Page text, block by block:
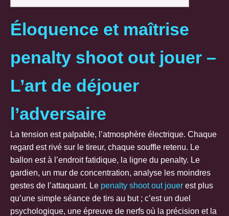
Éloquence et maîtrise
penalty shoot out jouer –
L’art de déjouer
l’adversaire
La tension est palpable, l’atmosphère électrique. Chaque
regard est rivé sur le tireur, chaque souffle retenu. Le
ballon est à l’endroit fatidique, la ligne du penalty. Le
gardien, un mur de concentration, analyse les moindres
gestes de l’attaquant. Le penalty shoot out jouer est plus
qu’une simple séance de tirs au but ; c’est un duel
psychologique, une épreuve de nerfs où la précision et la